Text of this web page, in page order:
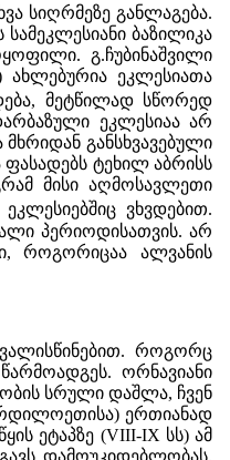
სიღრმეზე განლაგება.
ბაზილიკა
გ.ჩუბინაშვილი
ეკლესიათა
მეტწილად სწორედ
ეკლესიაა არ
განსხვავებული
ფასადებს ტეხილ აბრისს
მისი აღმოსავლეთი
ვხვდებით.
პერიოდისათვის. არ
როგორიცაა ალვანის
როგორც
ორნავიანი
სრული დაშლა, ჩვენ
ერთიანად
ეტაპზე (VIII-IX სს) ამ
დამოუკიდებლობას.